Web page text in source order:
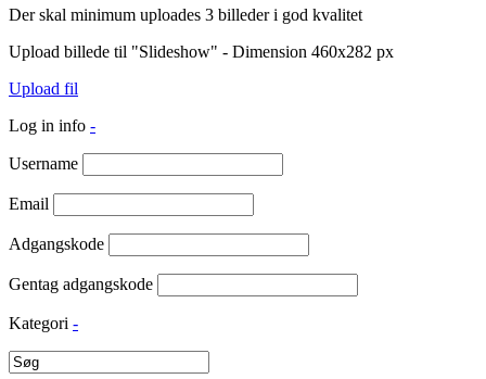
Der skal minimum uploades 3 billeder i god kvalitet
Upload billede til "Slideshow" - Dimension 460x282 px
Upload fil
Log in info -
Username
Email
Adgangskode
Gentag adgangskode
Kategori -